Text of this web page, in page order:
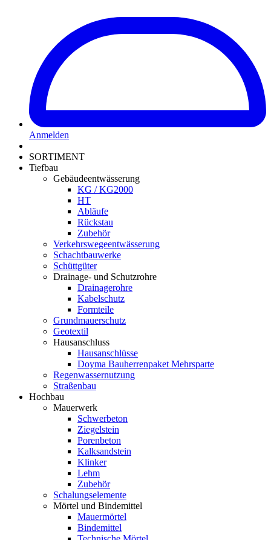
Anmelden
SORTIMENT
Tiefbau
Gebäudeentwässerung
KG / KG2000
HT
Abläufe
Rückstau
Zubehör
Verkehrswegeentwässerung
Schachtbauwerke
Schüttgüter
Drainage- und Schutzrohre
Drainagerohre
Kabelschutz
Formteile
Grundmauerschutz
Geotextil
Hausanschluss
Hausanschlüsse
Doyma Bauherrenpaket Mehrsparte
Regenwassernutzung
Straßenbau
Hochbau
Mauerwerk
Schwerbeton
Ziegelstein
Porenbeton
Kalksandstein
Klinker
Lehm
Zubehör
Schalungselemente
Mörtel und Bindemittel
Mauermörtel
Bindemittel